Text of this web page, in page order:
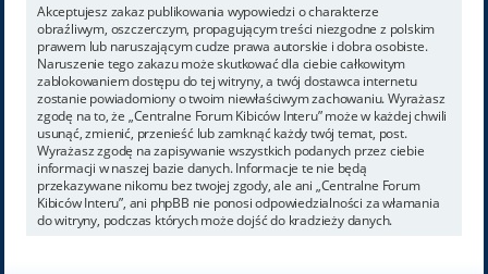
Akceptujesz zakaz publikowania wypowiedzi o charakterze
obraźliwym, oszczerczym, propagującym treści niezgodne z polskim
prawem lub naruszającym cudze prawa autorskie i dobra osobiste.
Naruszenie tego zakazu może skutkować dla ciebie całkowitym
zablokowaniem dostępu do tej witryny, a twój dostawca internetu
zostanie powiadomiony o twoim niewłaściwym zachowaniu. Wyrażasz
zgodę na to, że „Centralne Forum Kibiców Interu” może w każdej chwili
usunąć, zmienić, przenieść lub zamknąć każdy twój temat, post.
Wyrażasz zgodę na zapisywanie wszystkich podanych przez ciebie
informacji w naszej bazie danych. Informacje te nie będą
przekazywane nikomu bez twojej zgody, ale ani „Centralne Forum
Kibiców Interu”, ani phpBB nie ponosi odpowiedzialności za włamania
do witryny, podczas których może dojść do kradzieży danych.